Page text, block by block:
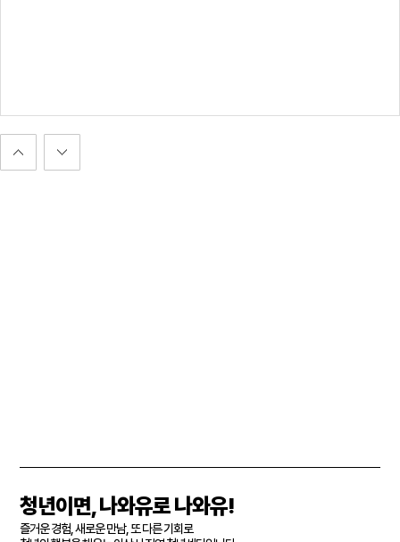
청년이면, 나와유로 나와유!
즐거운 경험, 새로운 만남, 또 다른 기회로